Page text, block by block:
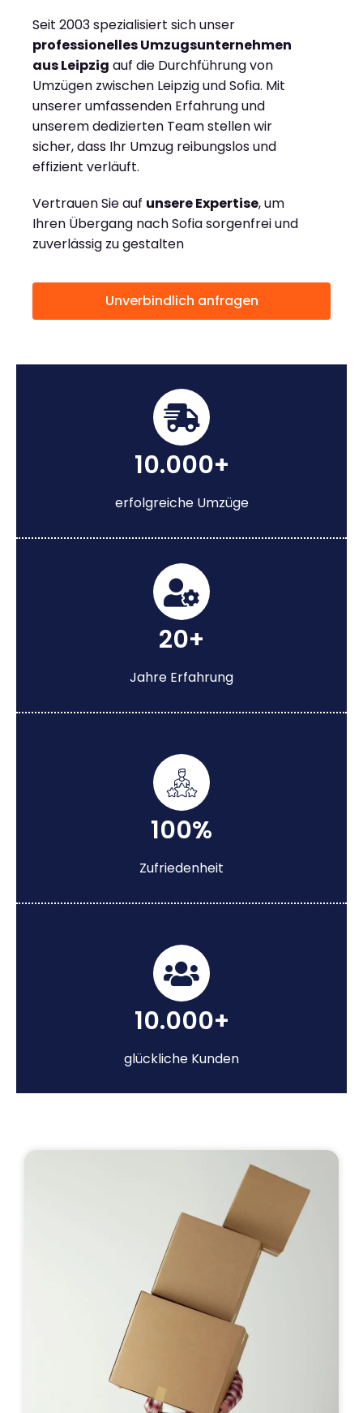
Seit 2003 spezialisiert sich unser
professionelles Umzugsunternehmen
aus Leipzig auf die Durchführung von
Umzügen zwischen Leipzig und Sofia. Mit
unserer umfassenden Erfahrung und
unserem dedizierten Team stellen wir
sicher, dass Ihr Umzug reibungslos und
effizient verläuft.
Vertrauen Sie auf unsere Expertise, um
Ihren Übergang nach Sofia sorgenfrei und
zuverlässig zu gestalten
Unverbindlich anfragen
10.000+
erfolgreiche Umzüge
20+
Jahre Erfahrung
100%
Zufriedenheit
10.000+
glückliche Kunden